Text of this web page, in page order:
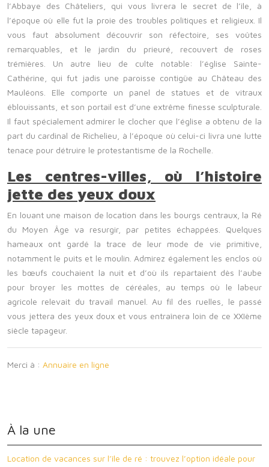
l’Abbaye des Châteliers, qui vous livrera le secret de l’île, à
l’époque où elle fut la proie des troubles politiques et religieux. Il
vous faut absolument découvrir son réfectoire, ses voûtes
remarquables, et le jardin du prieuré, recouvert de roses
trémières. Un autre lieu de culte notable: l’église Sainte-
Cathérine, qui fut jadis une paroisse contigüe au Château des
Mauléons. Elle comporte un panel de statues et de vitraux
éblouissants, et son portail est d’une extrême finesse sculpturale.
Il faut spécialement admirer le clocher que l’église a obtenu de la
part du cardinal de Richelieu, à l’époque où celui-ci livra une lutte
tenace pour détruire le protestantisme de la Rochelle.
Les centres-villes, où l’histoire
jette des yeux doux
En louant une maison de location dans les bourgs centraux, la Ré
du Moyen Âge va resurgir, par petites échappées. Quelques
hameaux ont gardé la trace de leur mode de vie primitive,
notamment le puits et le moulin. Admirez également les enclos où
les bœufs couchaient la nuit et d’où ils repartaient dès l’aube
pour broyer les mottes de céréales, au temps où le labeur
agricole relevait du travail manuel. Au fil des ruelles, le passé
vous jettera des yeux doux et vous entraînera loin de ce XXIème
siècle tapageur.
Merci à : Annuaire en ligne
À la une
Location de vacances sur l’île de ré : trouvez l’option idéale pour